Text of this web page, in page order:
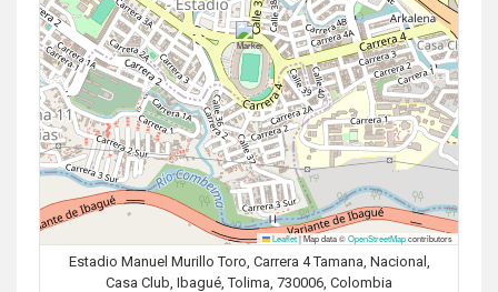
Leaflet|Map data ©OpenStreetMapcontributors
Estadio Manuel Murillo Toro, Carrera 4 Tamana, Nacional,
Casa Club, Ibagué, Tolima, 730006, Colombia